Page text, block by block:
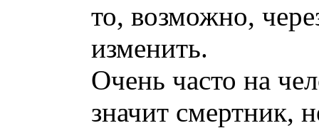
то, возможно,
изменить.
Очень часто на
значит смертник,